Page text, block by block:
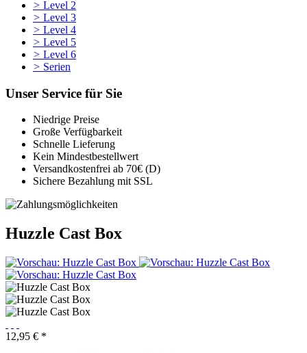
> Level 2
> Level 3
> Level 4
> Level 5
> Level 6
> Serien
Unser Service für Sie
Niedrige Preise
Große Verfügbarkeit
Schnelle Lieferung
Kein Mindestbestellwert
Versandkostenfrei ab 70€ (D)
Sichere Bezahlung mit SSL
Huzzle Cast Box
12,95 € *